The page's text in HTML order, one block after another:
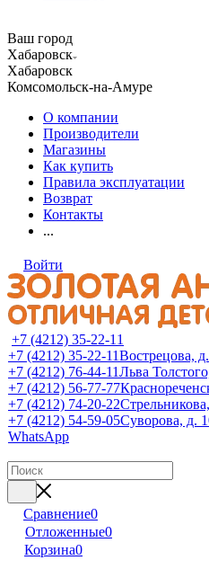
Ваш город
Хабаровск
Хабаровск
Комсомольск-на-Амуре
О компании
Производители
Магазины
Как купить
Правила эксплуатации
Возврат
Контакты
...
Войти
+7 (4212) 35-22-11
+7 (4212) 35-22-11Вострецова,
+7 (4212) 76-44-11Льва
+7 (4212) 56-77-77
+7 (4212) 74-20-22
+7 (4212) 54-59-05Суворова, д.
WhatsApp
Сравнение0
Отложенные0
Корзина0